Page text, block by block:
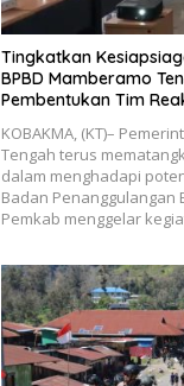
Tingkatkan
BPBD Mamberamo
Pembentukan Tim
KOBAKMA, (KT)–
Tengah terus
dalam menghadapi
Badan Penanggulangan
Pemkab menggelar